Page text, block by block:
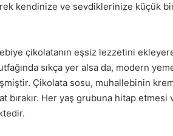
kendinize ve sevdiklerinize küçük
çikolatanın eşsiz lezzetini
sıkça yer alsa da, modern
Çikolata sosu, muhallebinin
bırakır. Her yaş grubuna hitap etmesi